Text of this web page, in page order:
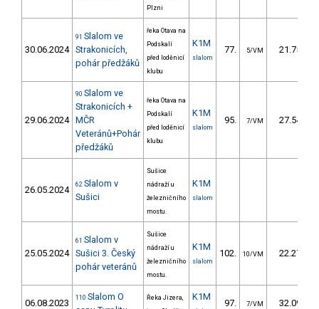
Plzni
30.06.2024
91 Slalom ve
Strakonicích,
pohár předžáků
řeka Otava na
Podskalí
před loděnicí
klubu
K1M
slalom
77. 5/VM 21.75
29.06.2024
90 Slalom ve
Strakonicích +
MČR
Veteránů+Pohár
předžáků
řeka Otava na
Podskalí
před loděnicí
klubu
K1M
slalom
95. 7/VM 27.54
26.05.2024 62 Slalom v
Sušici
Sušice
nádraží u
železničního
mostu.
K1M
slalom
25.05.2024
61 Slalom v
Sušici 3. Český
pohár veteránů
Sušice
nádraží u
železničního
mostu.
K1M
slalom
102. 10/VM 22.27
06.08.2023 110 Slalom O
Řeka Jizera,
K1M
97. 7/VM 32.09